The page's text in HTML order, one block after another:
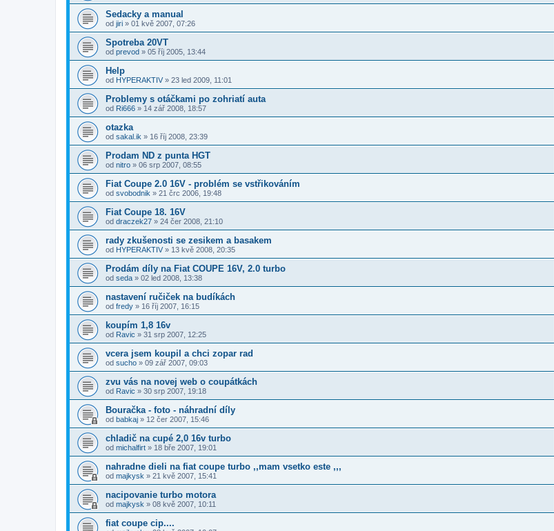
Sedacky a manual
od jiri » 01 kvě 2007, 07:26
Spotreba 20VT
od prevod » 05 říj 2005, 13:44
Help
od HYPERAKTIV » 23 led 2009, 11:01
Problemy s otáčkami po zohriatí auta
od Ri666 » 14 zář 2008, 18:57
otazka
od sakal.ik » 16 říj 2008, 23:39
Prodam ND z punta HGT
od nitro » 06 srp 2007, 08:55
Fiat Coupe 2.0 16V - problém se vstřikováním
od svobodnik » 21 črc 2006, 19:48
Fiat Coupe 18. 16V
od draczek27 » 24 čer 2008, 21:10
rady zkušenosti se zesikem a basakem
od HYPERAKTIV » 13 kvě 2008, 20:35
Prodám díly na Fiat COUPE 16V, 2.0 turbo
od seda » 02 led 2008, 13:38
nastavení ručiček na budíkách
od fredy » 16 říj 2007, 16:15
koupím 1,8 16v
od Ravic » 31 srp 2007, 12:25
vcera jsem koupil a chci zopar rad
od sucho » 09 zář 2007, 09:03
zvu vás na novej web o coupátkách
od Ravic » 30 srp 2007, 19:18
Bouračka - foto - náhradní díly
od babkaj » 12 čer 2007, 15:46
chladič na cupé 2,0 16v turbo
od michalfirt » 18 bře 2007, 19:01
nahradne dieli na fiat coupe turbo ,,mam vsetko este ,,,
od majkysk » 21 kvě 2007, 15:41
nacipovanie turbo motora
od majkysk » 08 kvě 2007, 10:11
fiat coupe cip....